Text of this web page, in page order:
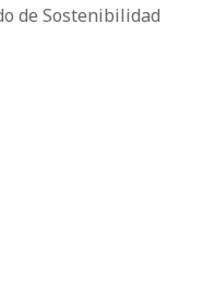
de Sostenibilidad